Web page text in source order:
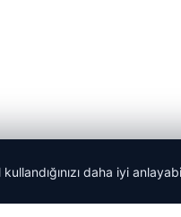
kullandığınızı daha iyi